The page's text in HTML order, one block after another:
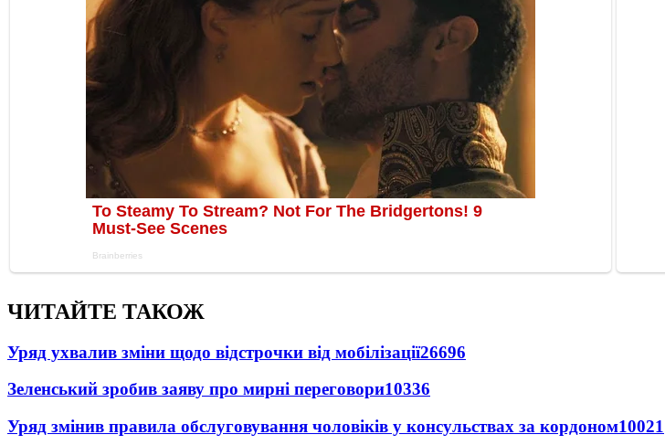
ЧИТАЙТЕ ТАКОЖ
Уряд ухвалив зміни щодо відстрочки від мобілізації26696
Зеленський зробив заяву про мирні переговори10336
Уряд змінив правила обслуговування чоловіків у консульствах за кордоном10021